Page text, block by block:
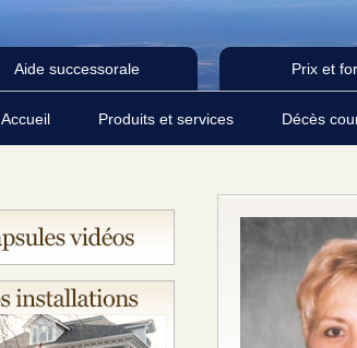
Aide successorale Prix et
Accueil Produits et services Décès